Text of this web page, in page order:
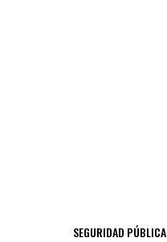
SEGURIDAD PÚBLICA